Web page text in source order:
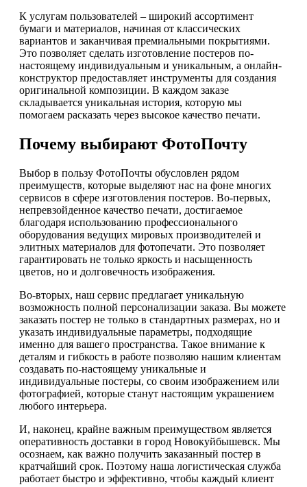
К услугам пользователей – широкий ассортимент
бумаги и материалов, начиная от классических
вариантов и заканчивая премиальными покрытиями.
Это позволяет сделать изготовление постеров по-
настоящему индивидуальным и уникальным, а онлайн-
конструктор предоставляет инструменты для создания
оригинальной композиции. В каждом заказе
складывается уникальная история, которую мы
помогаем расказать через высокое качество печати.
Почему выбирают ФотоПочту
Выбор в пользу ФотоПочты обусловлен рядом
преимуществ, которые выделяют нас на фоне многих
сервисов в сфере изготовления постеров. Во-первых,
непревзойденное качество печати, достигаемое
благодаря использованию профессионального
оборудования ведущих мировых производителей и
элитных материалов для фотопечати. Это позволяет
гарантировать не только яркость и насыщенность
цветов, но и долговечность изображения.
Во-вторых, наш сервис предлагает уникальную
возможность полной персонализации заказа. Вы можете
заказать постер не только в стандартных размерах, но и
указать индивидуальные параметры, подходящие
именно для вашего пространства. Такое внимание к
деталям и гибкость в работе позволяю нашим клиентам
создавать по-настоящему уникальные и
индивидуальные постеры, со своим изображением или
фотографией, которые станут настоящим украшением
любого интерьера.
И, наконец, крайне важным преимуществом является
оперативность доставки в город Новокуйбышевск. Мы
осознаем, как важно получить заказанный постер в
кратчайший срок. Поэтому наша логистическая служба
работает быстро и эффективно, чтобы каждый клиент